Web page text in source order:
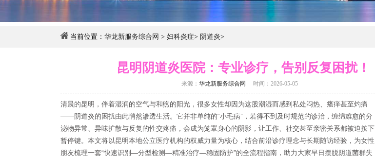
当前位置： 华龙新服务综合网 > 妇科炎症> 阴道炎>
昆明阴道炎医院：专业诊疗，告别反复困扰！
来源： 华龙新服务综合网 时间：2026-05-05
清晨的昆明，伴着湿润的空气与和煦的阳光，很多女性却因为这股潮湿而感到私处闷热、瘙痒甚至灼痛
——阴道炎的困扰由此悄然渗透生活。它并非单纯的“小毛病”，若得不到及时规范的诊治，缠绵难愈的分
泌物异常、异味扩散与反复的性交疼痛，会成为笼罩身心的阴影，让工作、社交甚至亲密关系都被迫按下
暂停键。本文将以昆明本地公立医疗机构的权威力量为核心，结合前沿诊疗理念与长期随访经验，为女性
朋友梳理一套“快速识别—分型检测—精准治疗—稳固防护”的全流程指南，助力大家早日摆脱阴道菌群失